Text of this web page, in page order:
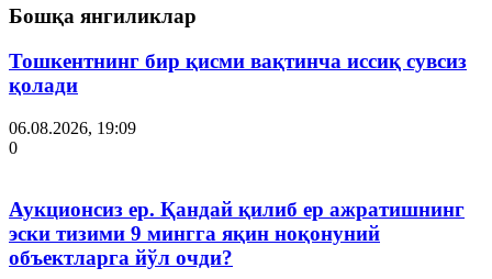
Бошқа янгиликлар
Тошкентнинг бир қисми вақтинча иссиқ сувсиз
қолади
06.08.2026, 19:09
0
Аукционсиз ер. Қандай қилиб ер ажратишнинг
эски тизими 9 мингга яқин ноқонуний
объектларга йўл очди?